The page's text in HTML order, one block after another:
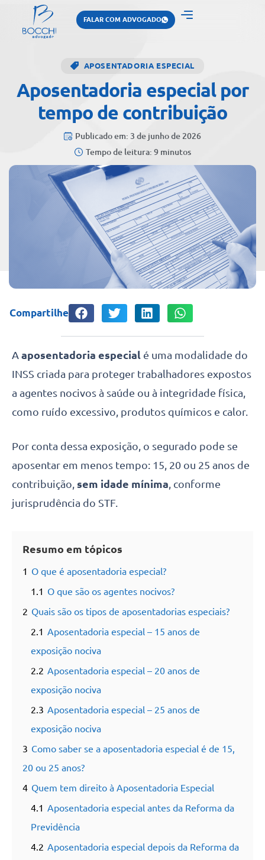
FALAR COM ADVOGADO
APOSENTADORIA ESPECIAL
Aposentadoria especial por
tempo de contribuição
Publicado em: 3 de junho de 2026
Tempo de leitura: 9 minutos
Compartilhe
A aposentadoria especial é uma modalidade do
INSS criada para proteger trabalhadores expostos
a agentes nocivos à saúde ou à integridade física,
como ruído excessivo, produtos químicos e calor.
Por conta dessa exposição, o segurado pode se
aposentar em menos tempo: 15, 20 ou 25 anos de
contribuição, sem idade mínima, conforme
jurisprudência do STF.
Resumo em tópicos
1 O que é aposentadoria especial?
1.1 O que são os agentes nocivos?
2 Quais são os tipos de aposentadorias especiais?
2.1 Aposentadoria especial – 15 anos de
exposição nociva
2.2 Aposentadoria especial – 20 anos de
exposição nociva
2.3 Aposentadoria especial – 25 anos de
exposição nociva
3 Como saber se a aposentadoria especial é de 15,
20 ou 25 anos?
4 Quem tem direito à Aposentadoria Especial
4.1 Aposentadoria especial antes da Reforma da
Previdência
4.2 Aposentadoria especial depois da Reforma da